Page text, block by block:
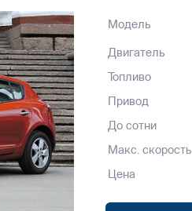
Модель
Двигатель
Топливо
Привод
До сотни
Макс. скорость
Цена